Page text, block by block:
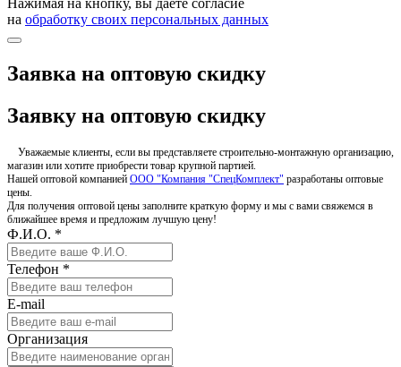
на обработку своих персональных данных
Заявка на оптовую скидку
Заявку на оптовую скидку
Уважаемые клиенты, если вы представляете строительно-монтажную организацию,
магазин или хотите приобрести товар крупной партией.
Нашей оптовой компанией ООО "Компания "СпецКомплект" разработаны оптовые
цены.
Для получения оптовой цены заполните краткую форму и мы с вами свяжемся в
ближайшее время и предложим лучшую цену!
Ф.И.О. *
Телефон *
E-mail
Организация